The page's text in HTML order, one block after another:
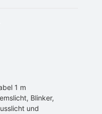
1 m
Blinker,
und